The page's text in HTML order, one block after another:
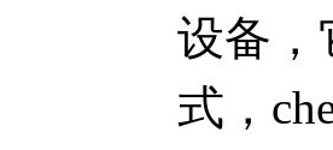
设备，
式，